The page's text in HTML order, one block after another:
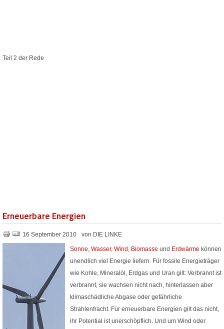
Teil 2 der Rede
Erneuerbare Energien
16 September 2010 von DIE LINKE
Sonne, Wasser, Wind , Biomasse und Erdwärme können
unendlich viel Energie liefern. Für fossile Energieträger
wie Kohle, Mineralöl, Erdgas und Uran gilt: Verbrannt ist
verbrannt, sie wachsen nicht nach, hinterlassen aber
klimaschädliche Abgase oder gefährliche
Strahlenfracht. Für erneuerbare Energien gilt das nicht,
ihr Potential ist unerschöpflich. Und um Wind oder